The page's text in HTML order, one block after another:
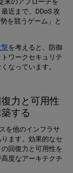
来のアプローチを
近まで、DDoS 攻
を競うゲーム」と
撃を考えると、防御
ワークセキュリテ
なっています。
力と可用性
する
を他のインフラサ
ます。効果的なセ
回復力と可用性を
度なアーキテクチ